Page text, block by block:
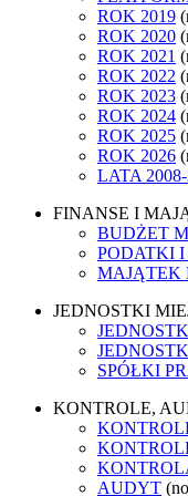
ROK 2019
ROK 2020
ROK 2021
ROK 2022
ROK 2023
ROK 2024
ROK 2025
ROK 2026
LATA
FINANSE I
BUDŻET
PODATKI
MAJĄTEK
JEDNOSTKI
SPÓŁKI
KONTROLE,
AUDYT